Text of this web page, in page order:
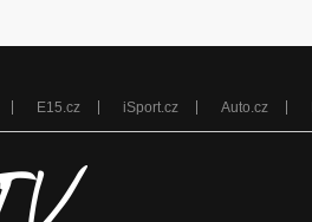
E15.cz iSport.cz Auto.cz